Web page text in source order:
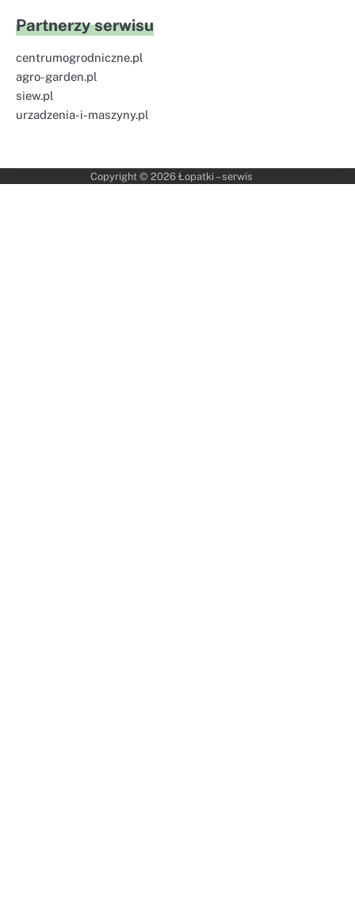
Partnerzy serwisu
centrumogrodniczne.pl
agro-garden.pl
siew.pl
urzadzenia-i-maszyny.pl
Copyright © 2026 Łopatki – serwis